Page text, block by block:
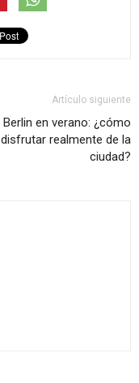
Artículo siguiente
Berlin en verano: ¿cómo
disfrutar realmente de la
ciudad?